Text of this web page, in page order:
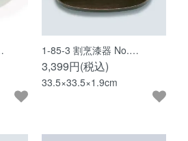
1-85-3 割烹漆器 No.…
3,399円(税込)
33.5×33.5×1.9cm